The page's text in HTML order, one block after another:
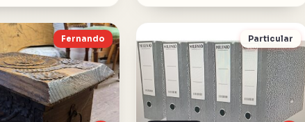
Fernando Particular